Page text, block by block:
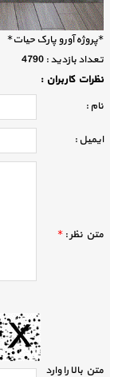
*پروژه آورو پارک حیات*
تعداد بازديد :4790
نظرات كاربران :
نام :
ايميل :
متن نظر :*
متن بالا را وارد